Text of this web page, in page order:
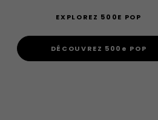
EXPLOREZ 500E POP
DÉCOUVREZ 500e POP